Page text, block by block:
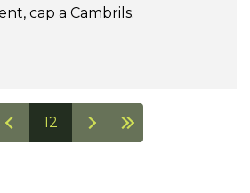
cap a Cambrils.
12